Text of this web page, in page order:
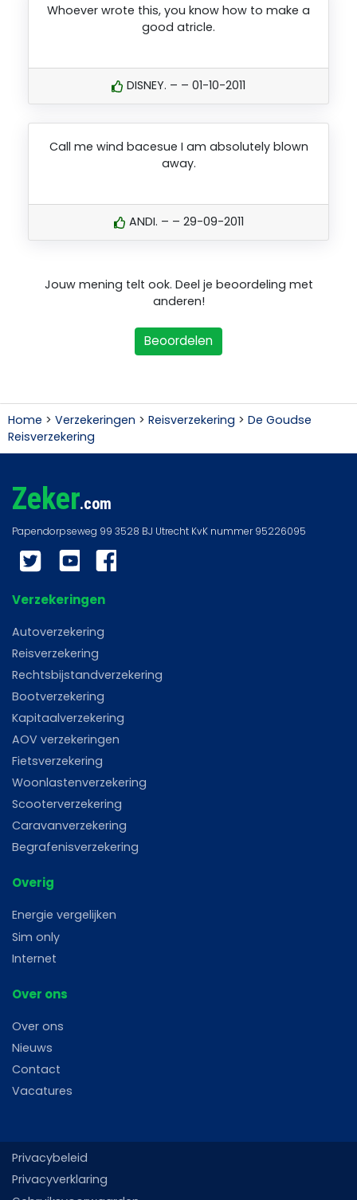
Whoever wrote this, you know how to make a
good atricle.
DISNEY. – – 01-10-2011
Call me wind bacesue I am absolutely blown
away.
ANDI. – – 29-09-2011
Jouw mening telt ook. Deel je beoordeling met
anderen!
Beoordelen
Home > Verzekeringen > Reisverzekering > De Goudse
Reisverzekering
Zeker.com
Twitter YouTube
Verzekeringen
Autoverzekering
Reisverzekering
Rechtsbijstandverzekering
Bootverzekering
Kapitaalverzekering
AOV verzekeringen
Fietsverzekering
Woonlastenverzekering
Scooterverzekering
Caravanverzekering
Begrafenisverzekering
Overig
Energie vergelijken
Sim only
Internet
Over ons
Over ons
Nieuws
Contact
Vacatures
Privacybeleid
Privacyverklaring